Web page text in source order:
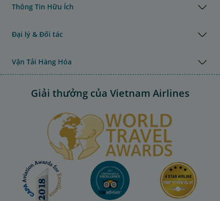
Thông Tin Hữu Ích
Đại lý & Đối tác
Vận Tải Hàng Hóa
Giải thưởng của Vietnam Airlines